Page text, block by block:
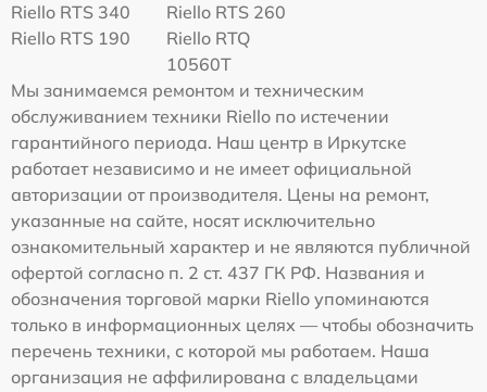
Riello RTS 340
Riello RTS 260
Riello RTS 190
Riello RTQ
10560T
Мы занимаемся ремонтом и техническим
обслуживанием техники Riello по истечении
гарантийного периода. Наш центр в Иркутске
работает независимо и не имеет официальной
авторизации от производителя. Цены на ремонт,
указанные на сайте, носят исключительно
ознакомительный характер и не являются публичной
офертой согласно п. 2 ст. 437 ГК РФ. Названия и
обозначения торговой марки Riello упоминаются
только в информационных целях — чтобы обозначить
перечень техники, с которой мы работаем. Наша
организация не аффилирована с владельцами